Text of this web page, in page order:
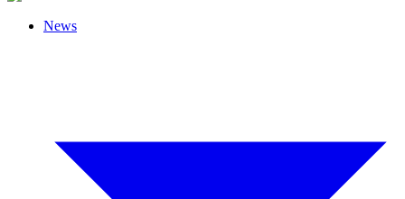
News